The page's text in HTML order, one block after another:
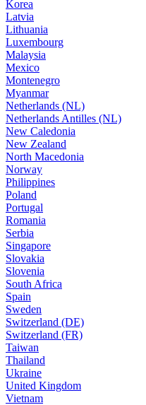
Korea
Latvia
Lithuania
Luxembourg
Malaysia
Mexico
Montenegro
Myanmar
Netherlands (NL)
Netherlands Antilles (NL)
New Caledonia
New Zealand
North Macedonia
Norway
Philippines
Poland
Portugal
Romania
Serbia
Singapore
Slovakia
Slovenia
South Africa
Spain
Sweden
Switzerland (DE)
Switzerland (FR)
Taiwan
Thailand
Ukraine
United Kingdom
Vietnam